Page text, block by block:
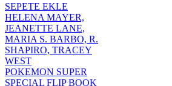
SEPETE EKLE
HELENA MAYER,
JEANETTE LANE,
MARIA S. BARBO, R.
SHAPIRO, TRACEY
WEST
POKEMON SUPER
SPECIAL FLIP BOOK